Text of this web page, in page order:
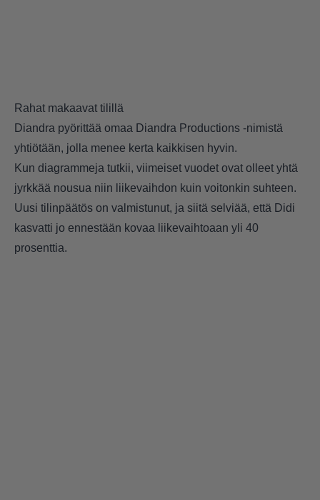
Rahat makaavat tilillä
Diandra pyörittää omaa Diandra Productions -nimistä
yhtiötään, jolla menee kerta kaikkisen hyvin.
Kun diagrammeja tutkii, viimeiset vuodet ovat olleet yhtä
jyrkkää nousua niin liikevaihdon kuin voitonkin suhteen.
Uusi tilinpäätös on valmistunut, ja siitä selviää, että Didi
kasvatti jo ennestään kovaa liikevaihtoaan yli 40
prosenttia.